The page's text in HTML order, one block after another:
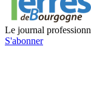
Le journal
S'abonner